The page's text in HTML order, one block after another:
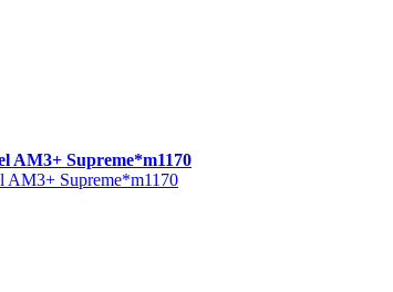
AM3+ Supreme*m1170